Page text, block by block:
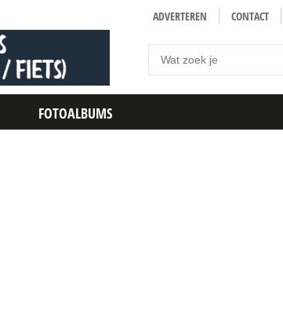
ADVERTEREN CONTACT
FOTOALBUMS